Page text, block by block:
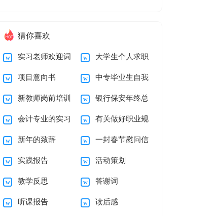
猜你喜欢
实习老师欢迎词 大学生个人求职
简历自我介绍
项目意向书 中专毕业生自我
鉴定
新教师岗前培训
心得体会15篇
银行保安年终总
结
会计专业的实习
报告汇总6篇
有关做好职业规
划范文汇编5篇
新年的致辞 一封春节慰问信
15篇
实践报告 活动策划
教学反思 答谢词
听课报告 读后感